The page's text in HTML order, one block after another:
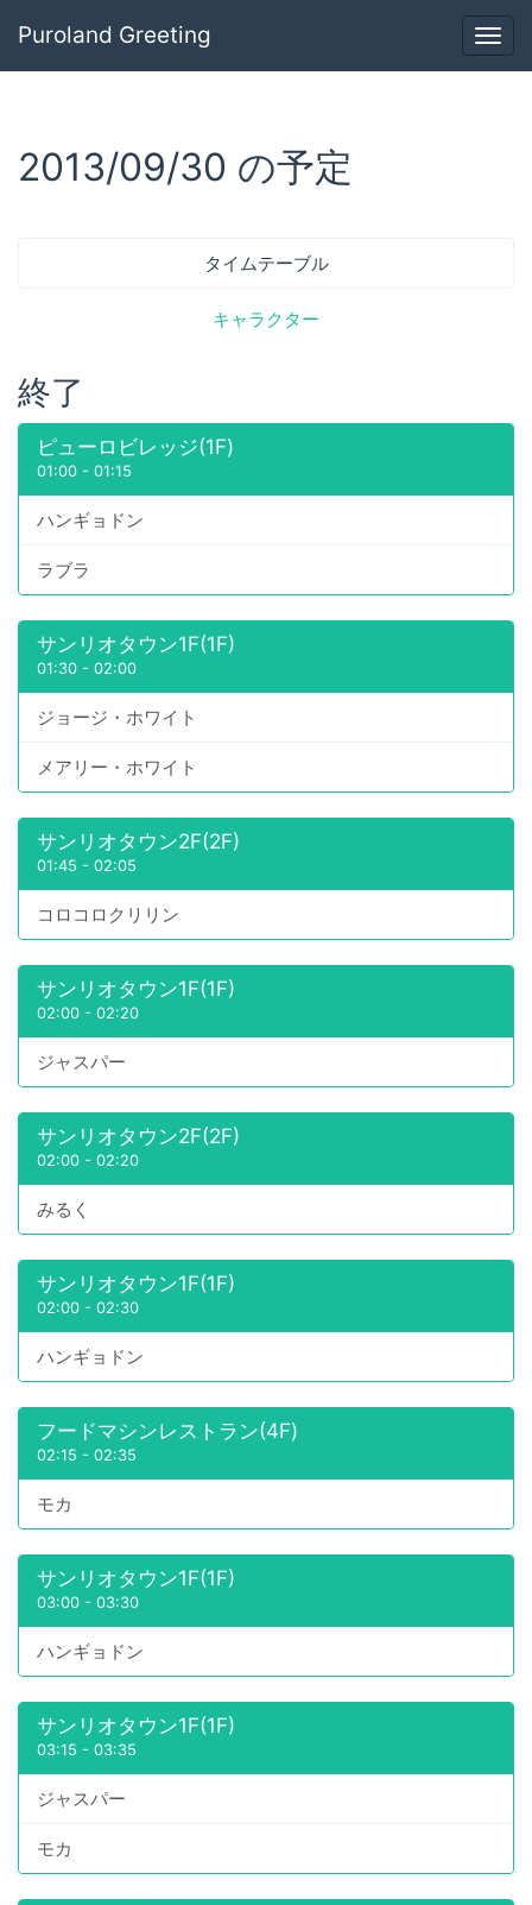
Puroland Greeting
2013/09/30 の予定
タイムテーブル
キャラクター
終了
ピューロビレッジ(1F)
01:00 - 01:15
ハンギョドン
ラブラ
サンリオタウン1F(1F)
01:30 - 02:00
ジョージ・ホワイト
メアリー・ホワイト
サンリオタウン2F(2F)
01:45 - 02:05
コロコロクリリン
サンリオタウン1F(1F)
02:00 - 02:20
ジャスパー
サンリオタウン2F(2F)
02:00 - 02:20
みるく
サンリオタウン1F(1F)
02:00 - 02:30
ハンギョドン
フードマシンレストラン(4F)
02:15 - 02:35
モカ
サンリオタウン1F(1F)
03:00 - 03:30
ハンギョドン
サンリオタウン1F(1F)
03:15 - 03:35
ジャスパー
モカ